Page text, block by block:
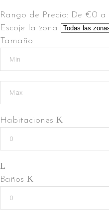
Rango de Precio: De €0 a
Escoje la zona
Tamaño
Habitaciones
Baños